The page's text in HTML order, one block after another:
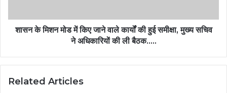
शासन के मिशन मोड में किए जाने वाले कार्यों की हुई समीक्षा, मुख्य सचिव
ने अधिकारियों की ली बैठक…..
Related Articles